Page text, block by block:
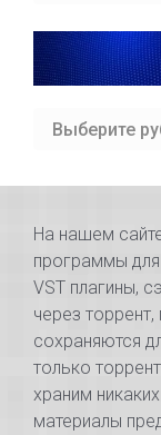
Раздел
На нашем
программы для
VST плагины,
через
сохраняются
только
храним
материалы